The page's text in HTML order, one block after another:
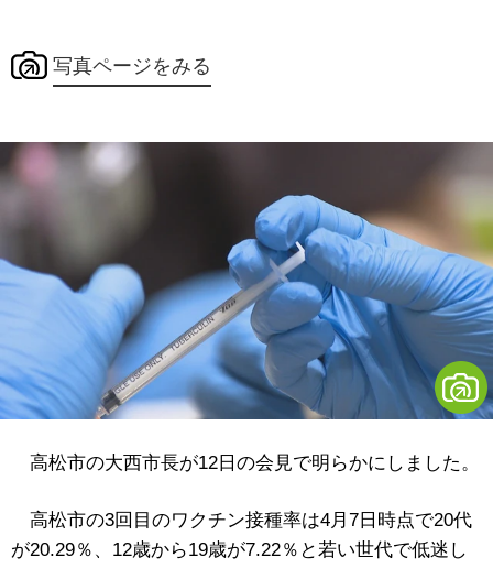
写真ページをみる
高松市の大西市長が12日の会見で明らかにしました。
高松市の3回目のワクチン接種率は4月7日時点で20代
が20.29％、12歳から19歳が7.22％と若い世代で低迷し